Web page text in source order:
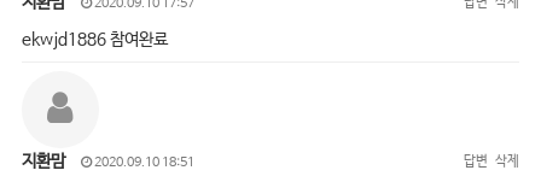
2020.09.10 17:57
ekwjd1886 참여완료
지환맘 2020.09.10 18:51 답변 삭제